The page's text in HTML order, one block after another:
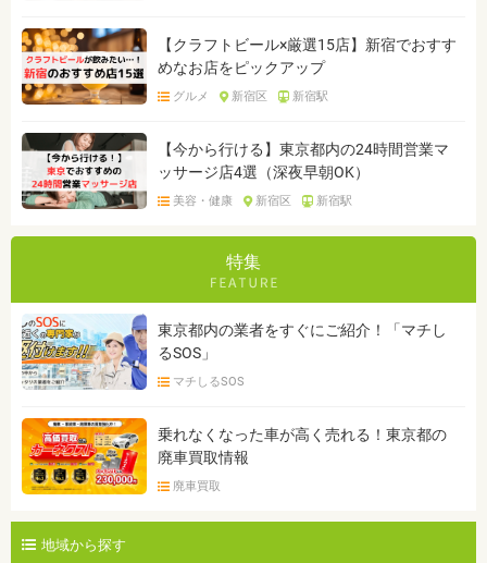
【クラフトビール×厳選15店】新宿でおすす
めなお店をピックアップ
グルメ 新宿区 新宿駅
【今から行ける】東京都内の24時間営業マ
ッサージ店4選（深夜早朝OK）
美容・健康 新宿区 新宿駅
特集
東京都内の業者をすぐにご紹介！「マチし
るSOS」
マチしるSOS
乗れなくなった車が高く売れる！東京都の
廃車買取情報
廃車買取
地域から探す